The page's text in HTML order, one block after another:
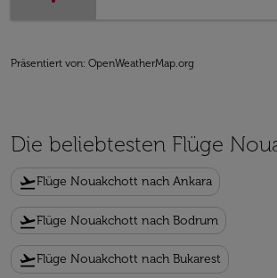
Präsentiert von: OpenWeatherMap.org
Die beliebtesten Flüge
flight_takeoffFlüge Nouakchott nach Ankara
flight_takeoffFlüge Nouakchott nach Bodrum
flight_takeoffFlüge Nouakchott nach Bukarest